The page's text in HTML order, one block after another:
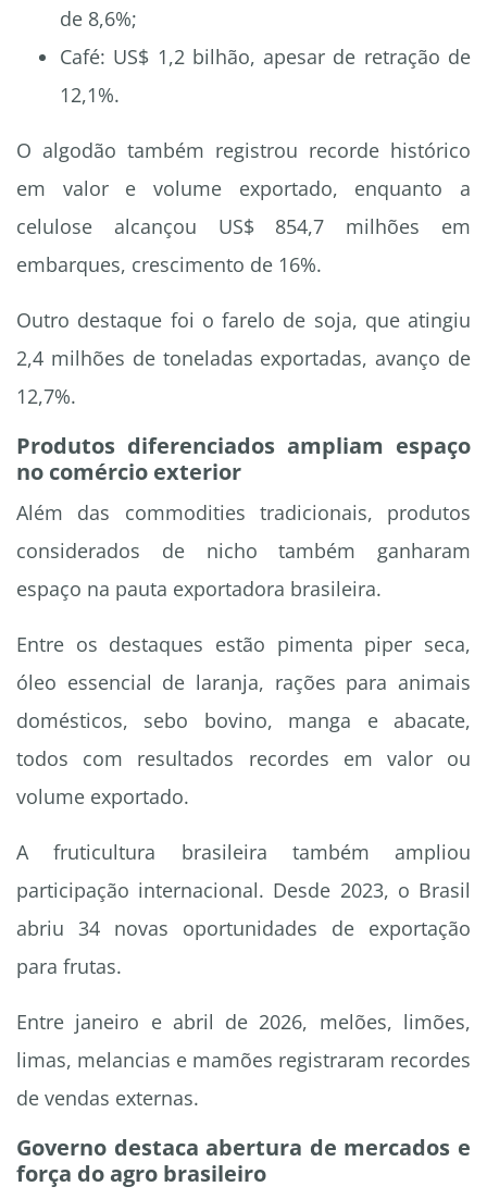
de 8,6%;
Café: US$ 1,2 bilhão, apesar de retração de
12,1%.
O algodão também registrou recorde histórico
em valor e volume exportado, enquanto a
celulose alcançou US$ 854,7 milhões em
embarques, crescimento de 16%.
Outro destaque foi o farelo de soja, que atingiu
2,4 milhões de toneladas exportadas, avanço de
12,7%.
Produtos diferenciados ampliam espaço
no comércio exterior
Além das commodities tradicionais, produtos
considerados de nicho também ganharam
espaço na pauta exportadora brasileira.
Entre os destaques estão pimenta piper seca,
óleo essencial de laranja, rações para animais
domésticos, sebo bovino, manga e abacate,
todos com resultados recordes em valor ou
volume exportado.
A fruticultura brasileira também ampliou
participação internacional. Desde 2023, o Brasil
abriu 34 novas oportunidades de exportação
para frutas.
Entre janeiro e abril de 2026, melões, limões,
limas, melancias e mamões registraram recordes
de vendas externas.
Governo destaca abertura de mercados e
força do agro brasileiro